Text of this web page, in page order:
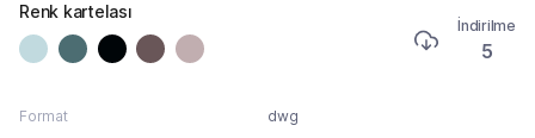
Renk kartelası
İndirilme
5
Format
dwg